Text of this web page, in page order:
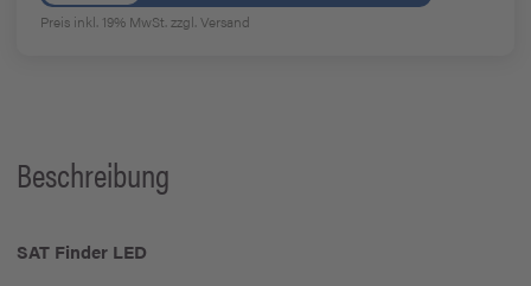
Preis inkl. 19% MwSt.zzgl. Versand
Beschreibung
SAT Finder LED